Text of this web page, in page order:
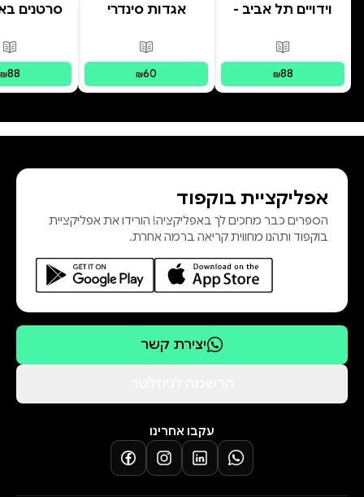
וידויים תל אביב -
פורמטים זמינים
מודפס
₪88
אגדות סינדרי
פורמטים זמינים
מודפס
₪60
סרטנים
₪88
אפליקציית בוקפוד
הספרים כבר מחכים לך באפליקציה! הורידו את אפליקציית
בוקפוד ותהנו מחווית קריאה ברמה אחרת.
יצירת קשר
עקבו אחרינו